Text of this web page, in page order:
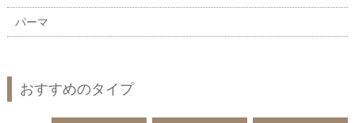
パーマ
おすすめのタイプ